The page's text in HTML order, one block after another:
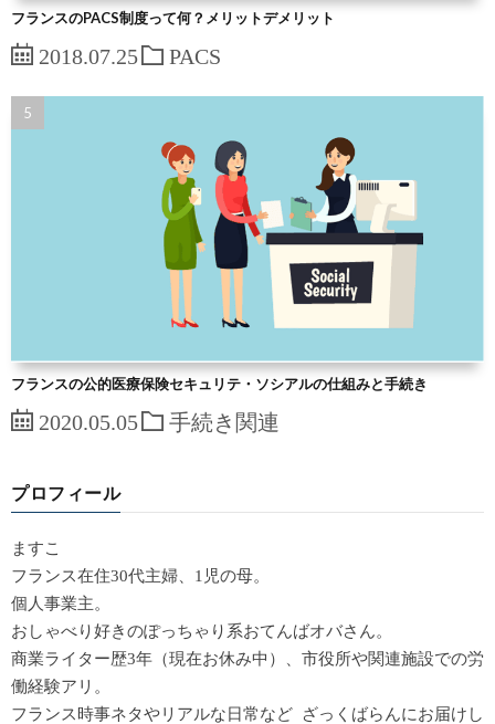
フランスのPACS制度って何？メリットデメリット
2018.07.25 PACS
フランスの公的医療保険セキュリテ・ソシアルの仕組みと手続き
2020.05.05 手続き関連
プロフィール
ますこ
フランス在住30代主婦、1児の母。
個人事業主。
おしゃべり好きのぽっちゃり系おてんばオバさん。
商業ライター歴3年（現在お休み中）、市役所や関連施設での労
働経験アリ。
フランス時事ネタやリアルな日常など ざっくばらんにお届けし